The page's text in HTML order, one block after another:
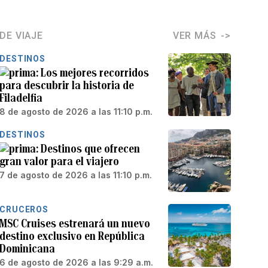
DE VIAJE VER MÁS
DESTINOS
Los mejores recorridos
para descubrir la historia de
Filadelfia
8 de agosto de 2026 a las 11:10 p.m.
DESTINOS
Destinos que ofrecen
gran valor para el viajero
7 de agosto de 2026 a las 11:10 p.m.
CRUCEROS
MSC Cruises estrenará un nuevo
destino exclusivo en República
Dominicana
6 de agosto de 2026 a las 9:29 a.m.